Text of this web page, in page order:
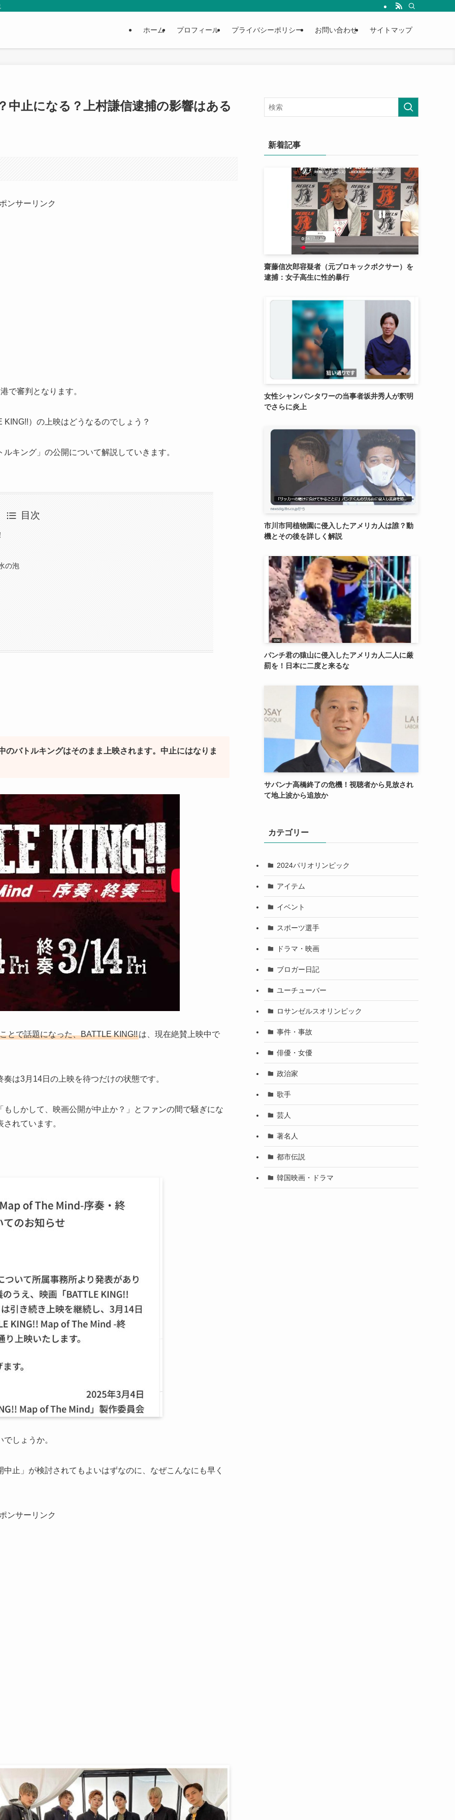
ホーム プロフィール プライバシーポリシー お問い合わせ サイトマップ
中止になる？上村謙信逮捕の影響はある
ンサーリンク
で審判となります。
）の上映はどうなるのでしょう？
キング」の公開について解説していきます。
目次
の泡
のバトルキングはそのまま上映されます。中止にはなりま
とで話題になった、BATTLE KING!!は、現在絶賛上映中で
は3月14日の上映を待つだけの状態です。
しかして、映画公開が中止か？」とファンの間で騒ぎにな
れています。
しょうか。
止」が検討されてもよいはずなのに、なぜこんなにも早く
ンサーリンク
新着記事
齋藤信次郎容疑者（元プロキックボクサー）を
逮捕：女子高生に性的暴行
女性シャンパンタワーの当事者坂井秀人が釈明
でさらに炎上
市川市同植物園に侵入したアメリカ人は誰？動
機とその後を詳しく解説
パンチ君の猿山に侵入したアメリカ人二人に厳
罰を！日本に二度と来るな
サバンナ高橋終了の危機！視聴者から見放され
て地上波から追放か
カテゴリー
2024パリオリンピック
アイテム
イベント
スポーツ選手
ドラマ・映画
ブロガー日記
ユーチューバー
ロサンゼルスオリンピック
事件・事故
俳優・女優
政治家
歌手
芸人
著名人
都市伝説
韓国映画・ドラマ